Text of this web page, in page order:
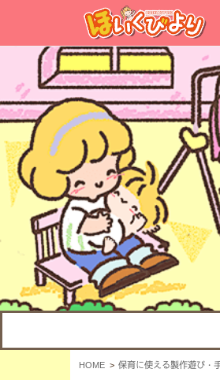
HOME 保育に使える製作遊び・